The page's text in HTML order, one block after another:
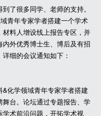
了很多同学、老师的支持。
青年专家学者搭建一个学术
料人增设线上报告专区，并
外优秀博士生、博后及有招
细的会议通知如下：
化学领域青年专家学者搭建
台。论坛通过专题报告、学
术前沿问题，开拓学术视